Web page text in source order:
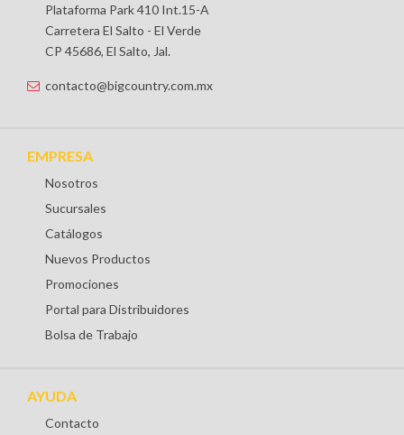
Plataforma Park 410 Int.15-A
Carretera El Salto - El Verde
CP 45686, El Salto, Jal.
contacto@bigcountry.com.mx
EMPRESA
Nosotros
Sucursales
Catálogos
Nuevos Productos
Promociones
Portal para Distribuidores
Bolsa de Trabajo
AYUDA
Contacto